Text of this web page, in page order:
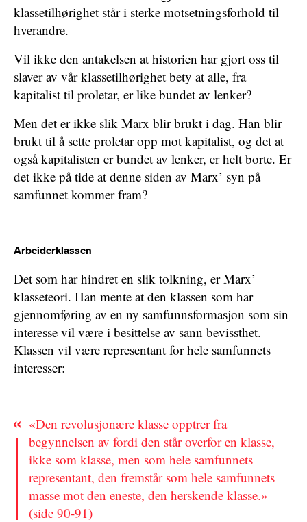
klassetilhørighet står i sterke motsetningsforhold til
hverandre.
Vil ikke den antakelsen at historien har gjort oss til
slaver av vår klassetilhørighet bety at alle, fra
kapitalist til proletar, er like bundet av lenker?
Men det er ikke slik Marx blir brukt i dag. Han blir
brukt til å sette proletar opp mot kapitalist, og det at
også kapitalisten er bundet av lenker, er helt borte. Er
det ikke på tide at denne siden av Marx’ syn på
samfunnet kommer fram?
Arbeiderklassen
Det som har hindret en slik tolkning, er Marx’
klasseteori. Han mente at den klassen som har
gjennomføring av en ny samfunnsformasjon som sin
interesse vil være i besittelse av sann bevissthet.
Klassen vil være representant for hele samfunnets
interesser:
«Den revolusjonære klasse opptrer fra
begynnelsen av fordi den står overfor en klasse,
ikke som klasse, men som hele samfunnets
representant, den fremstår som hele samfunnets
masse mot den eneste, den herskende klasse.»
(side 90-91)